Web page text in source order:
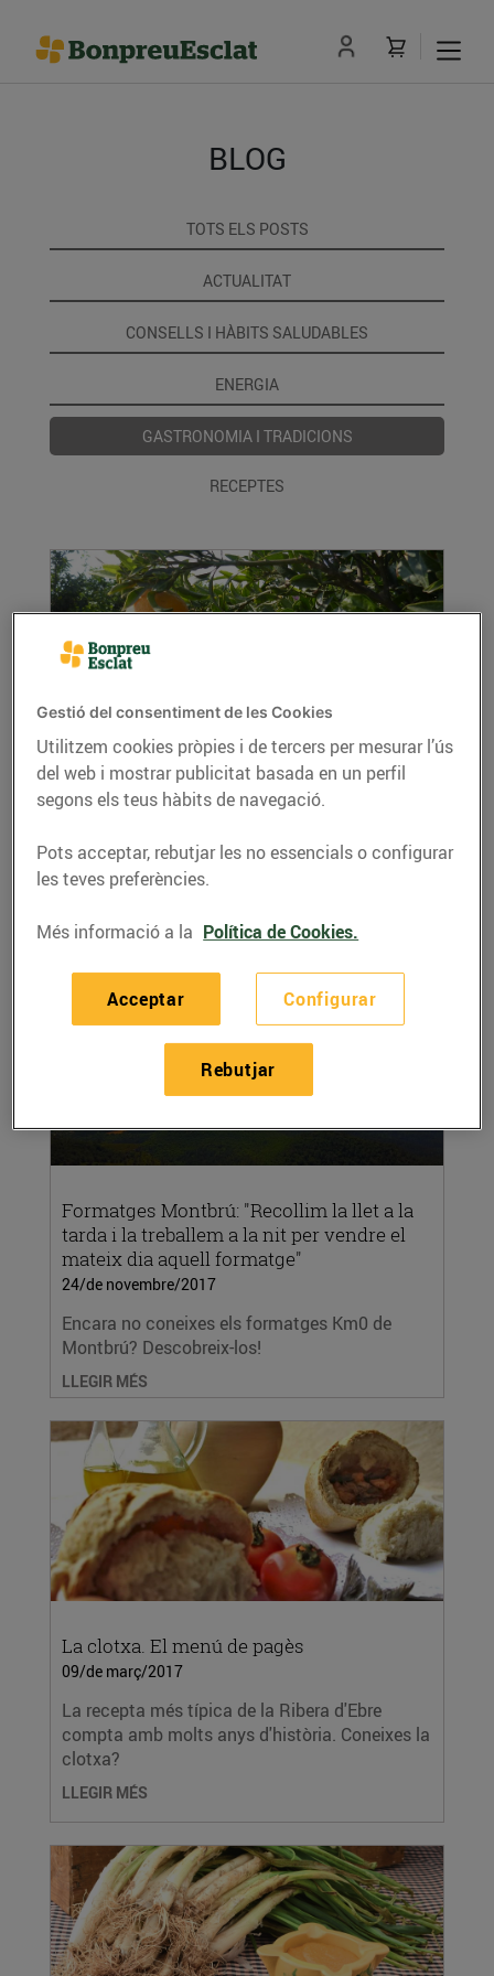
BLOG
TOTS ELS POSTS
ACTUALITAT
CONSELLS I HÀBITS SALUDABLES
ENERGIA
GASTRONOMIA I TRADICIONS
RECEPTES
Encara no coneixes les clementines de
les Terres de l'Ebre?
A Bonpreu i Esclat apostem per la qualitat
d'aquests cítrics ebrencs amb Indicació
LLEGIR MÉS
Formatges Montbrú: "Recollim la llet a la
tarda i la treballem a la nit per vendre el
mateix dia aquell formatge"
24/de novembre/2017
Encara no coneixes els formatges Km0 de
Montbrú? Descobreix-los!
LLEGIR MÉS
La clotxa. El menú de pagès
09/de març/2017
La recepta més típica de la Ribera d'Ebre
compta amb molts anys d'història. Coneixes la
clotxa?
LLEGIR MÉS
Gestió del consentiment de les Cookies
Utilitzem cookies pròpies i de tercers per mesurar l’ús
del web i mostrar publicitat basada en un perfil
segons els teus hàbits de navegació.
Pots acceptar, rebutjar les no essencials o configurar
les teves preferències.
Més informació a la Política de Cookies.
Configurar
Rebutjar
Acceptar